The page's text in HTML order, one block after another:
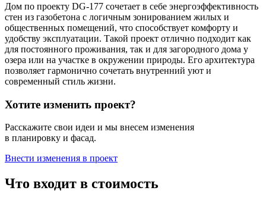
Дом по проекту DG-177 сочетает в себе энергоэффективность
стен из газобетона с логичным зонированием жилых и
общественных помещений, что способствует комфорту и
удобству эксплуатации. Такой проект отлично подходит как
для постоянного проживания, так и для загородного дома у
озера или на участке в окружении природы. Его архитектура
позволяет гармонично сочетать внутренний уют и
современный стиль жизни.
Хотите изменить проект?
Расскажите свои идеи и мы внесем изменения
в планировку и фасад.
Внести изменения в проект
Что входит в стоимость